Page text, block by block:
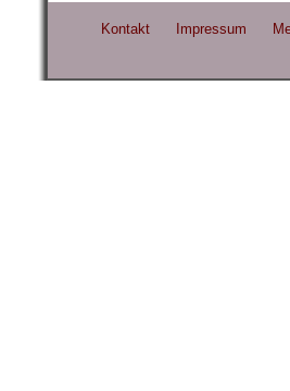
Kontakt Impressum